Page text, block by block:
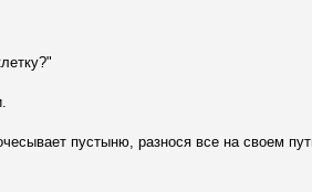
пустыню, разнося все на своем